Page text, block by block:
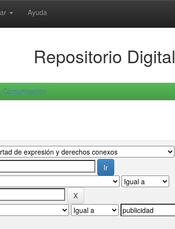
Ayuda
Repositorio Digital
Comunicacion